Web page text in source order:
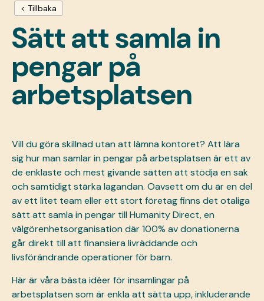
< Tillbaka
Sätt att samla in
pengar på
arbetsplatsen
Vill du göra skillnad utan att lämna kontoret? Att lära
sig hur man samlar in pengar på arbetsplatsen är ett av
de enklaste och mest givande sätten att stödja en sak
och samtidigt stärka lagandan. Oavsett om du är en del
av ett litet team eller ett stort företag finns det otaliga
sätt att samla in pengar till Humanity Direct, en
välgörenhetsorganisation där 100% av donationerna
går direkt till att finansiera livräddande och
livsförändrande operationer för barn.
Här är våra bästa idéer för insamlingar på
arbetsplatsen som är enkla att sätta upp, inkluderande